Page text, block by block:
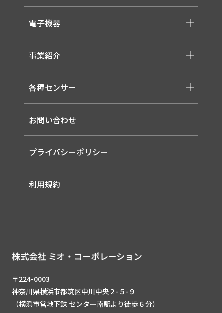
〒224-0003
神奈川県横浜市都筑区中川中央２-５-９
（横浜市営地下鉄 センター南駅より徒歩６分）
-スイッチ ・ジャック ・コネクタ・LED
-ケーブル・ハーネス・FFC
-医療用 ACアダプター
-各種モジュール
-取り扱いメーカー一覧
電子機器
-低温用LED照明
-直管形LEDランプ
-高天井LED
-LED信号灯
-ソーラー式LED 照明灯
-ルーター（LTE / Wi-Fiルーター）
事業紹介
-サービス概要
-事業領域
-EMS
各種センサー
-バイタルセンサー
-AIセンサー
お問い合わせ
プライバシーポリシー
利用規約